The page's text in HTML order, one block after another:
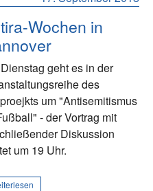
Wochen in
geht es in der
des
um "Antisemitismus
- der Vortrag mit
Diskussion
um 19 Uhr.